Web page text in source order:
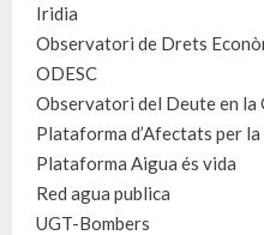
Iridia
Observatori de Drets
ODESC
Observatori del Deute en la
Plataforma d’Afectats per
Plataforma Aigua és vida
Red agua publica
UGT-Bombers